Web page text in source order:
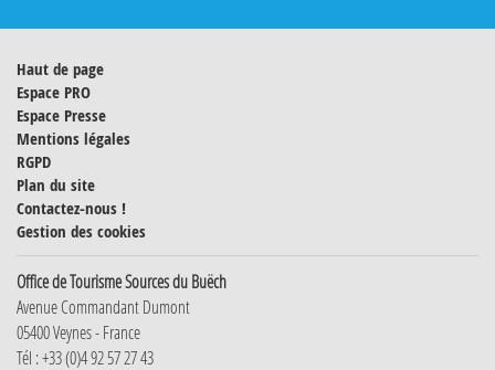
Haut de page
Espace PRO
Espace Presse
Mentions légales
RGPD
Plan du site
Contactez-nous !
Gestion des cookies
Office de Tourisme Sources du Buëch
Avenue Commandant Dumont
05400 Veynes - France
Tél : +33 (0)4 92 57 27 43